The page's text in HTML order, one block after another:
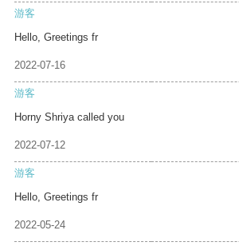
游客
Hello, Greetings fr
2022-07-16
游客
Horny Shriya called you
2022-07-12
游客
Hello, Greetings fr
2022-05-24